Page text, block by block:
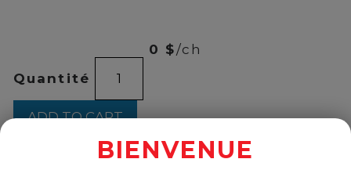
0 $/ch
Quantité
RETRO
GRIGIO
quantity
ADD TO CART
BIENVENUE